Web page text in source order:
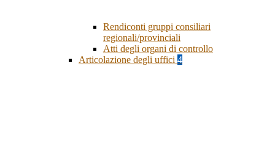
Rendiconti gruppi consiliari
regionali/provinciali
Atti degli organi di controllo
Articolazione degli uffici 4